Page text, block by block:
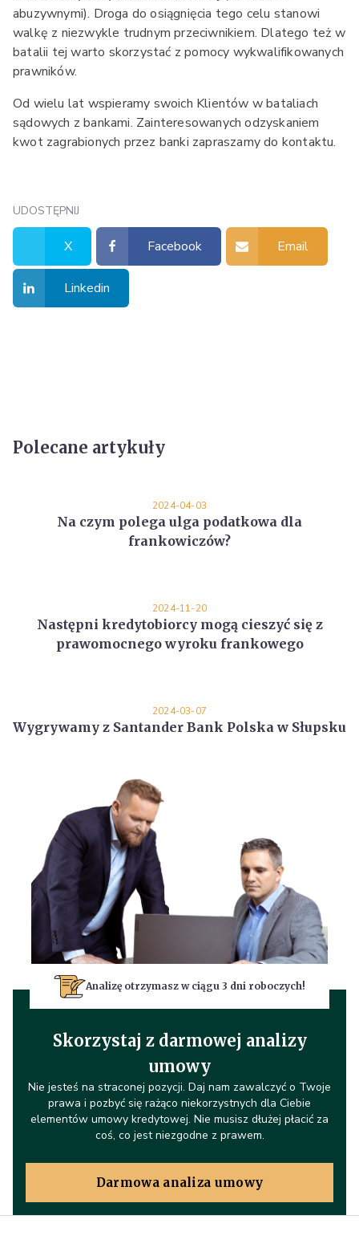
abuzywnymi). Droga do osiągnięcia tego celu stanowi
walkę z niezwykle trudnym przeciwnikiem. Dlatego też w
batalii tej warto skorzystać z pomocy wykwalifikowanych
prawników.
Od wielu lat wspieramy swoich Klientów w bataliach
sądowych z bankami. Zainteresowanych odzyskaniem
kwot zagrabionych przez banki zapraszamy do kontaktu.
UDOSTĘPNIJ
X Facebook Email
Linkedin
Polecane artykuły
2024-04-03
Na czym polega ulga podatkowa dla
frankowiczów?
2024-11-20
Następni kredytobiorcy mogą cieszyć się z
prawomocnego wyroku frankowego
2024-03-07
Wygrywamy z Santander Bank Polska w Słupsku
Analizę otrzymasz w ciągu 3 dni roboczych!
Skorzystaj z darmowej analizy
umowy
Nie jesteś na straconej pozycji. Daj nam zawalczyć o Twoje
prawa i pozbyć się rażąco niekorzystnych dla Ciebie
elementów umowy kredytowej. Nie musisz dłużej płacić za
coś, co jest niezgodne z prawem.
Darmowa analiza umowy